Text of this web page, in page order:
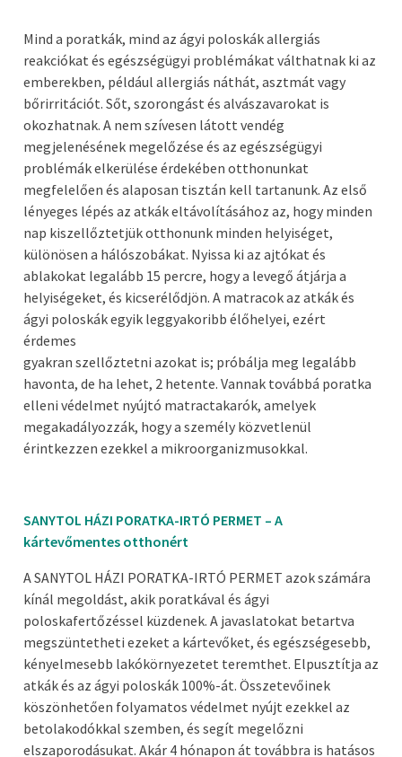
Mind a poratkák, mind az ágyi poloskák allergiás
reakciókat és egészségügyi problémákat válthatnak ki az
emberekben, például allergiás náthát, asztmát vagy
bőrirritációt. Sőt, szorongást és alvászavarokat is
okozhatnak. A nem szívesen látott vendég
megjelenésének megelőzése és az egészségügyi
problémák elkerülése érdekében otthonunkat
megfelelően és alaposan tisztán kell tartanunk. Az első
lényeges lépés az atkák eltávolításához az, hogy minden
nap kiszellőztetjük otthonunk minden helyiséget,
különösen a hálószobákat. Nyissa ki az ajtókat és
ablakokat legalább 15 percre, hogy a levegő átjárja a
helyiségeket, és kicserélődjön. A matracok az atkák és
ágyi poloskák egyik leggyakoribb élőhelyei, ezért
érdemes
gyakran szellőztetni azokat is; próbálja meg legalább
havonta, de ha lehet, 2 hetente. Vannak továbbá poratka
elleni védelmet nyújtó matractakarók, amelyek
megakadályozzák, hogy a személy közvetlenül
érintkezzen ezekkel a mikroorganizmusokkal.
SANYTOL HÁZI PORATKA-IRTÓ PERMET – A
kártevőmentes otthonért
A SANYTOL HÁZI PORATKA-IRTÓ PERMET azok számára
kínál megoldást, akik poratkával és ágyi
poloskafertőzéssel küzdenek. A javaslatokat betartva
megszüntetheti ezeket a kártevőket, és egészségesebb,
kényelmesebb lakókörnyezetet teremthet. Elpusztítja az
atkák és az ágyi poloskák 100%-át. Összetevőinek
köszönhetően folyamatos védelmet nyújt ezekkel az
betolakodókkal szemben, és segít megelőzni
elszaporodásukat. Akár 4 hónapon át továbbra is hatásos